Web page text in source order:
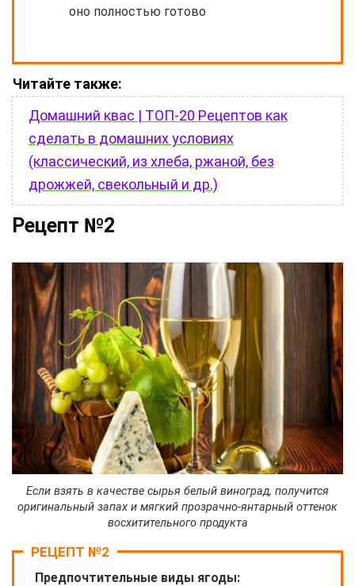
оно полностью готово
Читайте также:
Домашний квас | ТОП-20 Рецептов как
сделать в домашних условиях
(классический, из хлеба, ржаной, без
дрожжей, свекольный и др.)
Рецепт №2
Если взять в качестве сырья белый виноград, получится
оригинальный запах и мягкий прозрачно-янтарный оттенок
восхитительного продукта
РЕЦЕПТ №2
Предпочтительные виды ягоды: